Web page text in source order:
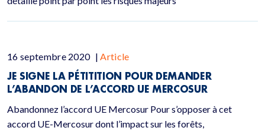
16 septembre 2020 | Article
JE SIGNE LA PÉTITITION POUR DEMANDER
L’ABANDON DE L’ACCORD UE MERCOSUR
Abandonnez l’accord UE Mercosur Pour s’opposer à cet
accord UE-Mercosur dont l’impact sur les forêts,